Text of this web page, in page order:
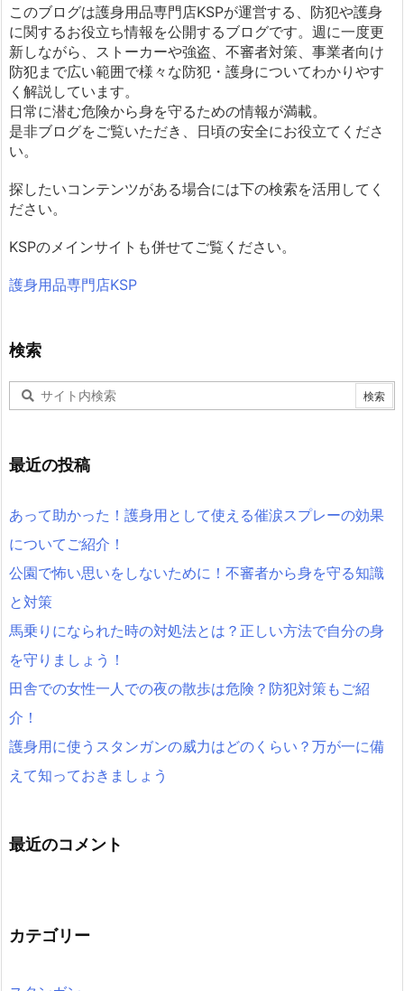
このブログは護身用品専門店KSPが運営する、防犯や護身
に関するお役立ち情報を公開するブログです。週に一度更
新しながら、ストーカーや強盗、不審者対策、事業者向け
防犯まで広い範囲で様々な防犯・護身についてわかりやす
く解説しています。
日常に潜む危険から身を守るための情報が満載。
是非ブログをご覧いただき、日頃の安全にお役立てくださ
い。
探したいコンテンツがある場合には下の検索を活用してく
ださい。
KSPのメインサイトも併せてご覧ください。
護身用品専門店KSP
検索
最近の投稿
あって助かった！護身用として使える催涙スプレーの効果
についてご紹介！
公園で怖い思いをしないために！不審者から身を守る知識
と対策
馬乗りになられた時の対処法とは？正しい方法で自分の身
を守りましょう！
田舎での女性一人での夜の散歩は危険？防犯対策もご紹
介！
護身用に使うスタンガンの威力はどのくらい？万が一に備
えて知っておきましょう
最近のコメント
カテゴリー